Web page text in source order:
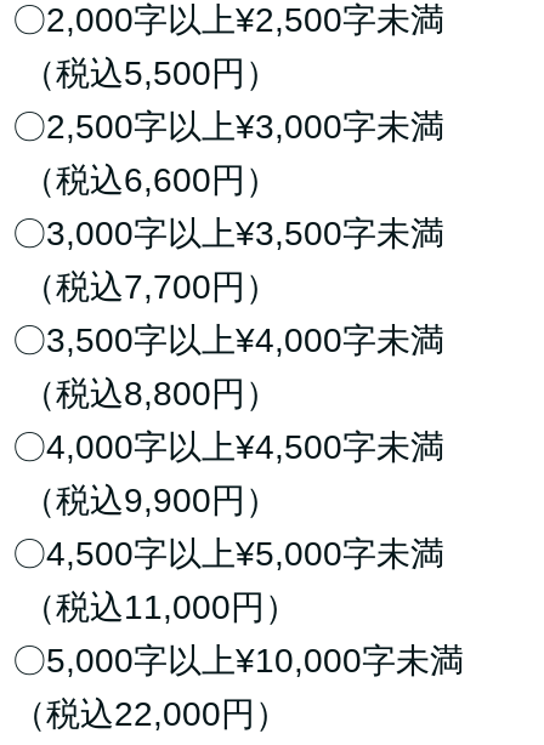
〇2,000字以上¥2,500字未満
（税込5,500円）
〇2,500字以上¥3,000字未満
（税込6,600円）
〇3,000字以上¥3,500字未満
（税込7,700円）
〇3,500字以上¥4,000字未満
（税込8,800円）
〇4,000字以上¥4,500字未満
（税込9,900円）
〇4,500字以上¥5,000字未満
（税込11,000円）
〇5,000字以上¥10,000字未満
（税込22,000円）